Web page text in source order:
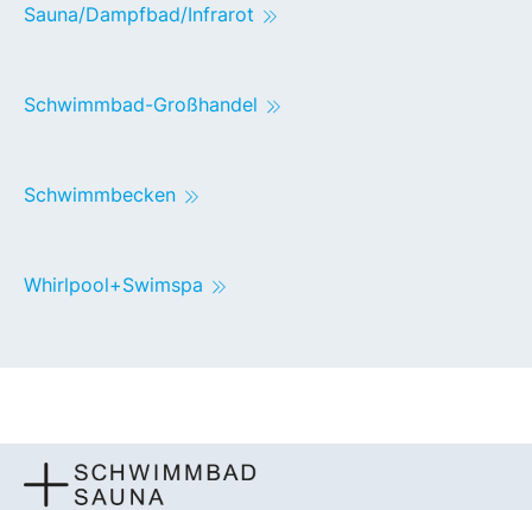
Sauna/Dampfbad/Infrarot
Schwimmbad-Großhandel
Schwimmbecken
Whirlpool+Swimspa